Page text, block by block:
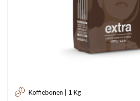
Koffiebonen | 1 Kg